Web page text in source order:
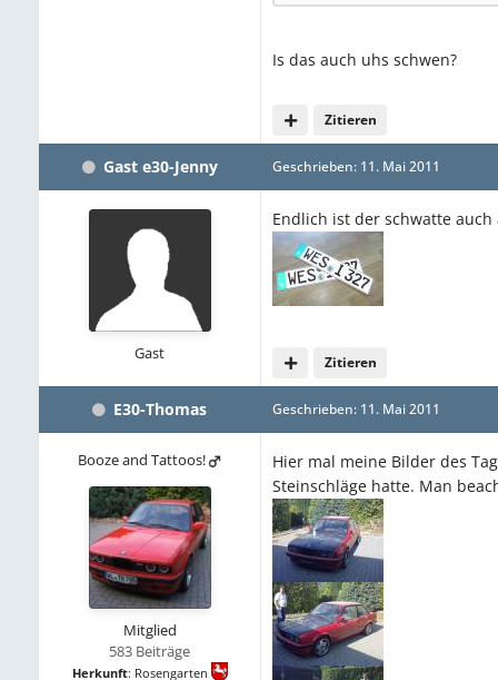
Is das auch uhs schwen?
Zitieren
Gast e30-Jenny
Gast
Geschrieben: 11. Mai 2011
Endlich ist der schwatte
Zitieren
E30-Thomas
Booze and Tattoos!
Mitglied
583 Beiträge
Herkunft: Rosengarten
Geschrieben: 11. Mai 2011
Hier mal meine Bilder des
Steinschläge hatte. Man